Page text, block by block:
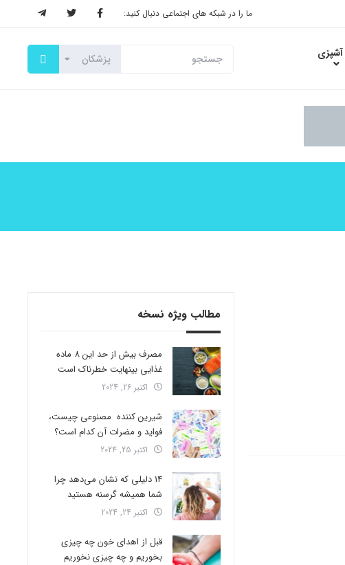
ما را در شبکه های اجتماعی دنبال کنید:
آشپزی
مطالب ویژه نسخه
مصرف بیش از حد این 8 ماده
غذایی بینهایت خطرناک است
اکتبر 26, 2024
شیرین کننده مصنوعی چیست،
فواید و مضرات آن کدام است؟
اکتبر 25, 2024
14 دلیلی که نشان می‌دهد چرا
شما همیشه گرسنه هستید
اکتبر 24, 2024
قبل از اهدای خون چه چیزی
بخوریم و چه چیزی نخوریم